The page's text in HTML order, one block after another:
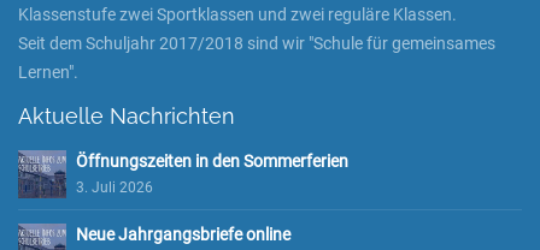
Klassenstufe zwei Sportklassen und zwei reguläre Klassen.
Seit dem Schuljahr 2017/2018 sind wir "Schule für gemeinsames
Lernen".
Aktuelle Nachrichten
Öffnungszeiten in den Sommerferien
3. Juli 2026
Neue Jahrgangsbriefe online